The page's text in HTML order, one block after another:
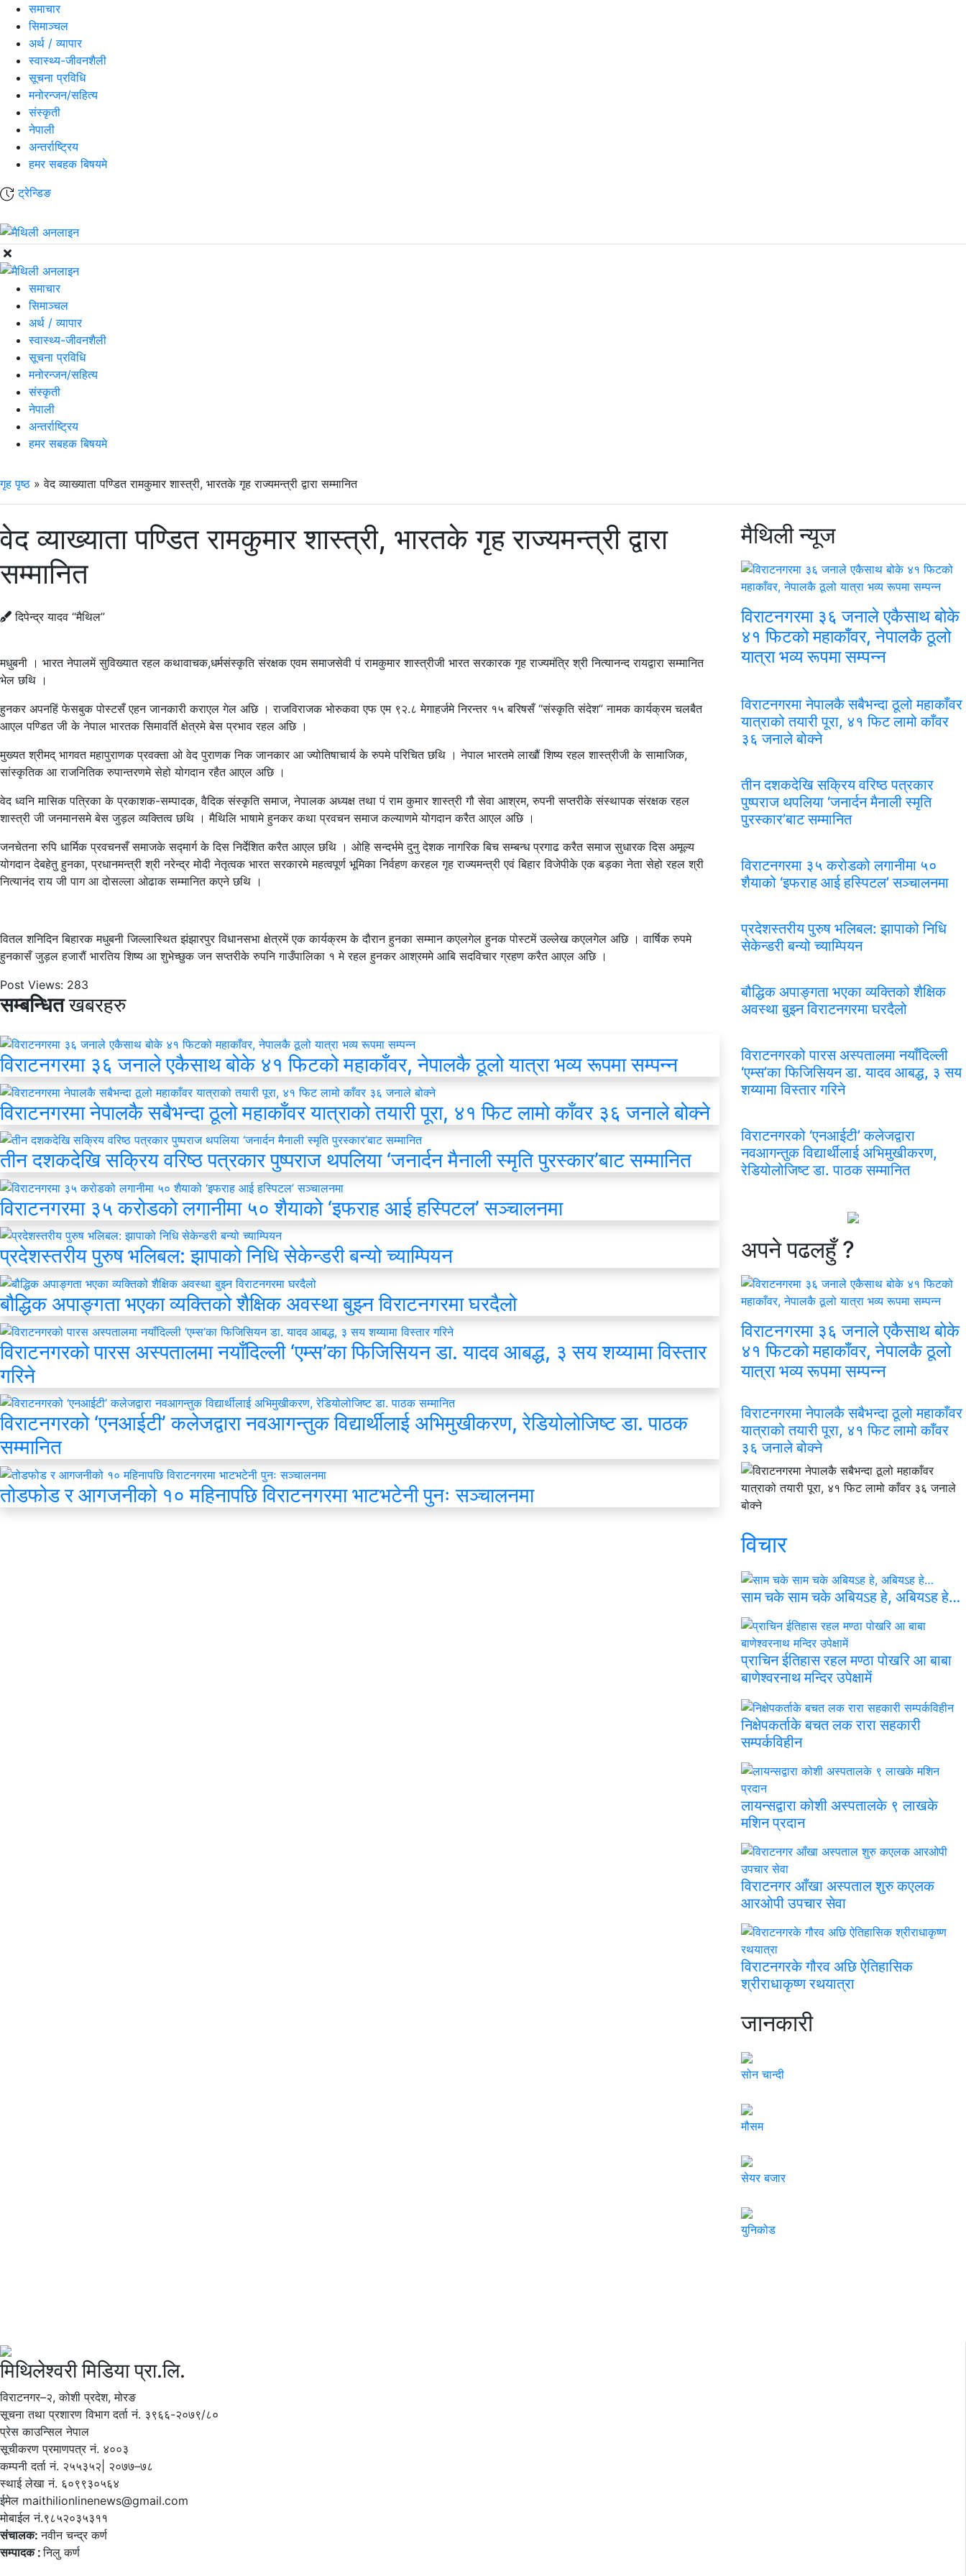
समाचार
सिमाञ्चल
अर्थ / व्यापार
स्वास्थ्य-जीवनशैली
सूचना प्रविधि
मनोरन्जन/सहित्य
संस्कृती
नेपाली
अन्तर्राष्ट्रिय
हमर सबहक बिषयमे
ट्रेन्डिङ
समाचार
सिमाञ्चल
अर्थ / व्यापार
स्वास्थ्य-जीवनशैली
सूचना प्रविधि
मनोरन्जन/सहित्य
संस्कृती
नेपाली
अन्तर्राष्ट्रिय
हमर सबहक बिषयमे
गृह पृष्ठ »वेद व्याख्याता पण्डित रामकुमार शास्त्री, भारतके गृह राज्यमन्त्री द्वारा सम्मानित
वेद व्याख्याता पण्डित रामकुमार शास्त्री, भारतके गृह राज्यमन्त्री द्वारा
सम्मानित
दिपेन्द्र यादव “मैथिल”
मधुबनी । भारत नेपालमें सुविख्यात रहल कथावाचक,धर्मसंस्कृति संरक्षक एवम समाजसेवी पं रामकुमार शास्त्रीजी भारत सरकारक गृह राज्यमंत्रि श्री नित्यानन्द रायद्वारा सम्मानित
भेल छथि ।
हुनकर अपनहिं फेसबुक पोस्टसँ एहन जानकारी कराएल गेल अछि । राजविराजक भोरुकवा एफ एम ९२.८ मेगाहर्जमे निरन्तर १५ बरिषसँ “संस्कृति संदेश” नामक कार्यक्रम चलबैत
आएल पण्डित जी के नेपाल भारतक सिमावर्ति क्षेत्रमे बेस प्रभाव रहल अछि ।
मुख्यत श्रीमद् भागवत महापुराणक प्रवक्ता ओ वेद पुराणक निक जानकार आ ज्योतिषाचार्य के रुपमे परिचित छथि । नेपाल भारतमे लाखौं शिष्य रहल शास्त्रीजी के सामाजिक,
सांस्कृतिक आ राजनितिक रुपान्तरणमे सेहो योगदान रहैत आएल अछि ।
वेद ध्वनि मासिक पत्रिका के प्रकाशक-सम्पादक, वैदिक संस्कृति समाज, नेपालक अध्यक्ष तथा पं राम कुमार शास्त्री गौ सेवा आश्रम, रुपनी सप्तरीके संस्थापक संरक्षक रहल
शास्त्री जी जनमानसमे बेस जुड़ल व्यक्तित्व छथि । मैथिलि भाषामे हुनकर कथा प्रवचन समाज कल्याणमे योगदान करैत आएल अछि ।
जनचेतना रुपि धार्मिक प्रवचनसँ समाजके सद्मार्ग के दिस निर्देशित करैत आएल छथि । ओहि सन्दर्भमे दुनु देशक नागरिक बिच सम्बन्ध प्रगाढ करैत समाज सुधारक दिस अमूल्य
योगदान देबहेतु हुनका, प्रधानमन्त्री श्री नरेन्द्र मोदी नेतृत्वक भारत सरकारमे महत्वपूर्ण भूमिका निर्वहण करहल गृह राज्यमन्त्री एवं बिहार विजेपीके एक बड़का नेता सेहो रहल श्री
नित्यानंद राय जी पाग आ दोसल्ला ओढाक सम्मानित कएने छथि ।
वितल शनिदिन बिहारक मधुबनी जिल्लास्थित झंझारपुर विधानसभा क्षेत्रमें एक कार्यक्रम के दौरान हुनका सम्मान कएलगेल हुनक पोस्टमें उल्लेख कएलगेल अछि ।वार्षिक रुपमे
हुनकासँ जुड़ल हजारौं भारतिय शिष्य आ शुभेच्छुक जन सप्तरीके रुपनि गाउँपालिका १ मे रहल हुनकर आश्रममे आबि सदविचार ग्रहण करैत आएल अछि ।
Post Views: 283
सम्बन्धितखबरहरु
विराटनगरमा ३६ जनाले एकैसाथ बोके ४१ फिटको महाकाँवर, नेपालकै ठूलो यात्रा भव्य रूपमा सम्पन्न
विराटनगरमा नेपालकै सबैभन्दा ठूलो महाकाँवर यात्राको तयारी पूरा, ४१ फिट लामो काँवर ३६ जनाले बोक्ने
तीन दशकदेखि सक्रिय वरिष्ठ पत्रकार पुष्पराज थपलिया ‘जनार्दन मैनाली स्मृति पुरस्कार’बाट सम्मानित
विराटनगरमा ३५ करोडको लगानीमा ५० शैयाको ‘इफराह आई हस्पिटल’ सञ्चालनमा
प्रदेशस्तरीय पुरुष भलिबल: झापाको निधि सेकेन्डरी बन्यो च्याम्पियन
बौद्धिक अपाङ्गता भएका व्यक्तिको शैक्षिक अवस्था बुझ्न विराटनगरमा घरदैलो
विराटनगरको पारस अस्पतालमा नयाँदिल्ली ‘एम्स’का फिजिसियन डा. यादव आबद्ध, ३ सय शय्यामा विस्तार
गरिने
विराटनगरको ‘एनआईटी’ कलेजद्वारा नवआगन्तुक विद्यार्थीलाई अभिमुखीकरण, रेडियोलोजिष्ट डा. पाठक
सम्मानित
तोडफोड र आगजनीको १० महिनापछि विराटनगरमा भाटभटेनी पुनः सञ्चालनमा
मैथिलीन्यूज
विराटनगरमा ३६ जनाले एकैसाथ बोके
४१ फिटको महाकाँवर, नेपालकै ठूलो
यात्रा भव्य रूपमा सम्पन्न
विराटनगरमा नेपालकै सबैभन्दा ठूलो महाकाँवर
यात्राको तयारी पूरा, ४१ फिट लामो काँवर
३६ जनाले बोक्ने
तीन दशकदेखि सक्रिय वरिष्ठ पत्रकार
पुष्पराज थपलिया ‘जनार्दन मैनाली स्मृति
पुरस्कार’बाट सम्मानित
विराटनगरमा ३५ करोडको लगानीमा ५०
शैयाको ‘इफराह आई हस्पिटल’ सञ्चालनमा
प्रदेशस्तरीय पुरुष भलिबल: झापाको निधि
सेकेन्डरी बन्यो च्याम्पियन
बौद्धिक अपाङ्गता भएका व्यक्तिको शैक्षिक
अवस्था बुझ्न विराटनगरमा घरदैलो
विराटनगरको पारस अस्पतालमा नयाँदिल्ली
‘एम्स’का फिजिसियन डा. यादव आबद्ध, ३ सय
शय्यामा विस्तार गरिने
विराटनगरको ‘एनआईटी’ कलेजद्वारा
नवआगन्तुक विद्यार्थीलाई अभिमुखीकरण,
रेडियोलोजिष्ट डा. पाठक सम्मानित
अपनेपढलहुँ ?
विराटनगरमा ३६ जनाले एकैसाथ बोके
४१ फिटको महाकाँवर, नेपालकै ठूलो
यात्रा भव्य रूपमा सम्पन्न
विराटनगरमा नेपालकै सबैभन्दा ठूलो महाकाँवर
यात्राको तयारी पूरा, ४१ फिट लामो काँवर
३६ जनाले बोक्ने
विचार
साम चके साम चके अबियऽह हे, अबियऽह हे…
प्राचिन ईतिहास रहल मण्ठा पोखरि आ बाबा
बाणेश्वरनाथ मन्दिर उपेक्षामें
निक्षेपकर्ताके बचत लक रारा सहकारी
सम्पर्कविहीन
लायन्सद्वारा कोशी अस्पतालके ९ लाखके
मशिन प्रदान
विराटनगर आँखा अस्पताल शुरु कएलक
आरओपी उपचार सेवा
विराटनगरके गौरव अछि ऐतिहासिक
श्रीराधाकृष्ण रथयात्रा
जानकारी
सोन चान्दी
मौसम
सेयर बजार
युनिकोड
मिथिलेश्वरी मिडिया प्रा.लि.
विराटनगर–२, कोशी प्रदेश, मोरङ
सूचना तथा प्रशारण विभाग दर्ता नं. ३९६६-२०७९/८०
प्रेस काउन्सिल नेपाल
सूचीकरण प्रमाणपत्र नं. ४००३
कम्पनी दर्ता नं. २५५३५२| २०७७–७८
स्थाई लेखा नं. ६०९९३०५६४
ईमेल maithilionlinenews@gmail.com
मोबाईल नं.९८५२०३५३११
संचालक:नवीन चन्द्र कर्ण
सम्पादक ∶निलु कर्ण